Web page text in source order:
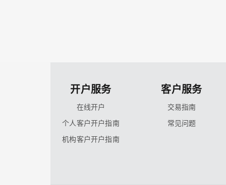
开户服务
在线开户
个人客户开户指南
机构客户开户指南
客户服务
交易指南
常见问题